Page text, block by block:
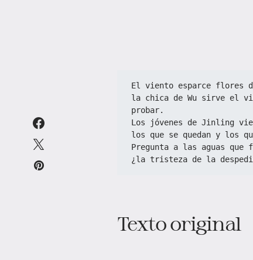
El viento esparce flores
la chica de Wu sirve el
probar.
Los jóvenes de Jinling
los que se quedan y los
Pregunta a las aguas
¿la tristeza de la
Texto original